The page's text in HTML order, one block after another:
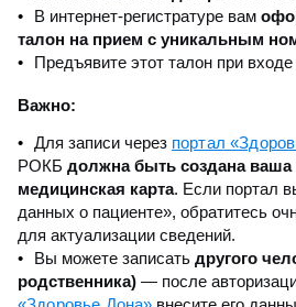
В интернет-регистратуре вам
талон на прием с уникальным
Предъявите этот талон при входе
Важно:
Для записи через портал
РОКБ должна быть создана ваша
медицинская карта. Если портал
данных о пациенте», обратитесь
для актуализации сведений.
Вы можете записать другого
родственника) — после